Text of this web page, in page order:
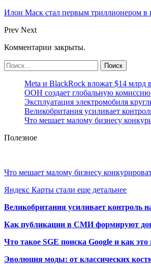
Илон Маск стал первым триллионером в
Prev Next
Комментарии закрыты.
Meta и BlackRock вложат $14 млрд
ООН создает глобальную
Эксплуатация электромобиля
Великобритания усиливает
Что мешает малому бизнесу
Полезное
Что мешает малому бизнесу
Яндекс Карты стали еще детальнее
Великобритания усиливает контроль
Как публикации в СМИ формируют
Что такое SGE поиска Google и как
Эволюция моды: от классических